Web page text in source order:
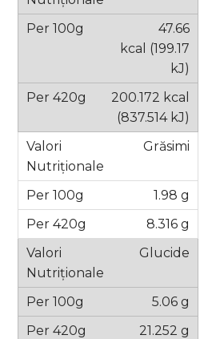
47.66
kcal (199.17
kJ)
200.172 kcal
(837.514 kJ)
Grăsimi
1.98 g
8.316 g
Glucide
5.06 g
21.252 g